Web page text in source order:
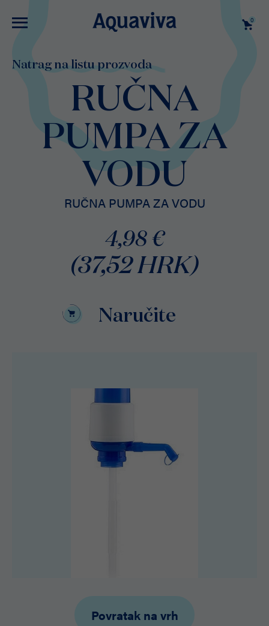
0
Natrag na listu prozvoda
RUČNA
PUMPA ZA
VODU
RUČNA PUMPA ZA VODU
4,98 €
(37,52 HRK)
Naručite
Povratak na vrh